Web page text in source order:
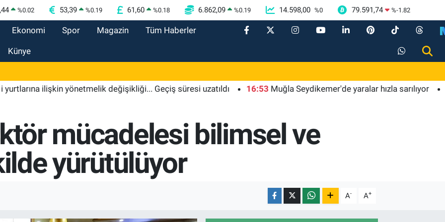
%0.02 53,39 %0.19 61,60 %0.18 6.862,09 %0.19 14.598,00 %0 79.591,74 %-1.82
Ekonomi Spor Magazin Tüm Haberler
Künye
ilişkin yönetmelik değişikliği... Geçiş süresi uzatıldı 16:53 Muğla Seydikemer'de yaralar hızla sarılıyor 16:48
mücadelesi bilimsel ve
yürütülüyor
A- A+